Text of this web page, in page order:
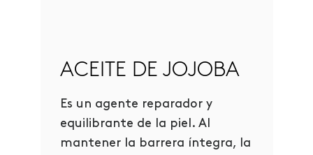
ACEITE DE JOJOBA
Es un agente reparador y
equilibrante de la piel. Al
mantener la barrera íntegra, la